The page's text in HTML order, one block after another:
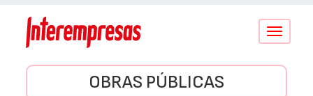
Conmutar
OBRAS PÚBLICAS